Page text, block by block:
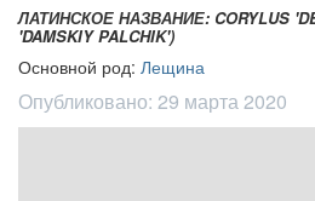
ЛАТИНСКОЕ НАЗВАНИЕ: CORYLUS
'DAMSKIY PALCHIK')
Основной род: Лещина
Опубликовано: 29 марта 2020